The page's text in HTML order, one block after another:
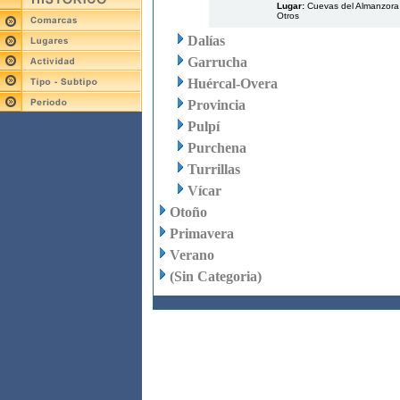
Lugar: Cuevas del Almanzora
Otros
Dalías
Garrucha
Huércal-Overa
Provincia
Pulpí
Purchena
Turrillas
Vícar
Otoño
Primavera
Verano
(Sin Categoria)